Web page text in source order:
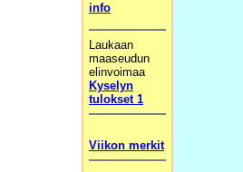
info
Laukaan
maaseudun
elinvoimaa
Kyselyn
tulokset 1
Viikon merkit